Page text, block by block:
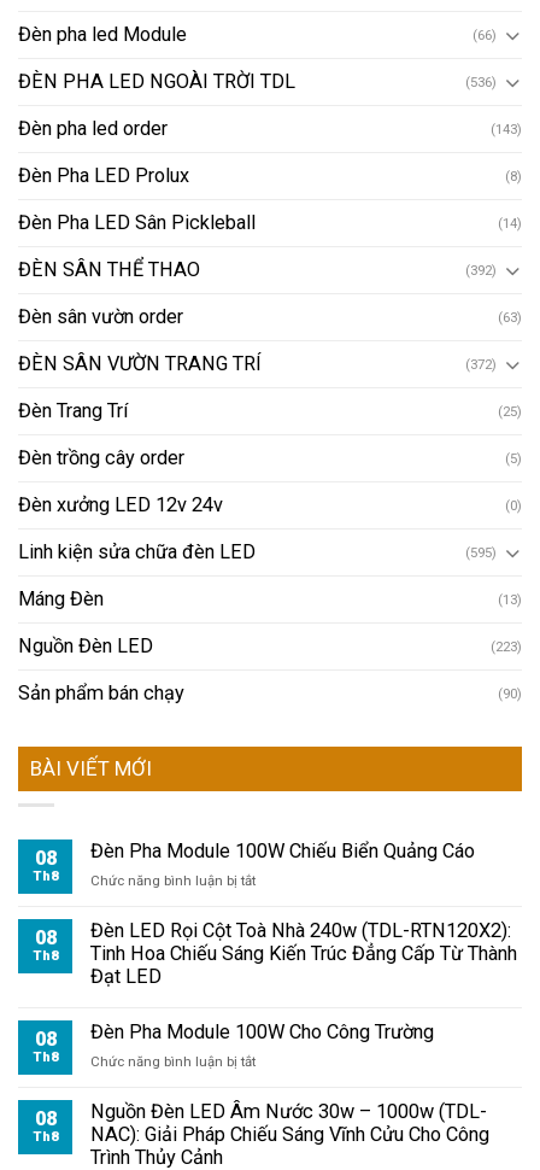
Đèn pha led Module (66)
ĐÈN PHA LED NGOÀI TRỜI TDL (536)
Đèn pha led order (143)
Đèn Pha LED Prolux (8)
Đèn Pha LED Sân Pickleball (14)
ĐÈN SÂN THỂ THAO (392)
Đèn sân vườn order (63)
ĐÈN SÂN VƯỜN TRANG TRÍ (372)
Đèn Trang Trí (25)
Đèn trồng cây order (5)
Đèn xưởng LED 12v 24v (0)
Linh kiện sửa chữa đèn LED (595)
Máng Đèn (13)
Nguồn Đèn LED (223)
Sản phẩm bán chạy (90)
BÀI VIẾT MỚI
08
Th8
Đèn Pha Module 100W Chiếu Biển Quảng Cáo
Chức năng bình luận bị tắtở
Pha
Module
100W
Quảng
08
Th8
Đèn LED Rọi Cột Toà Nhà 240w (TDL-RTN120X2):
Tinh Hoa Chiếu Sáng Kiến Trúc Đẳng Cấp Từ Thành
Đạt LED
08
Th8
Đèn Pha Module 100W Cho Công Trường
Chức năng bình luận bị tắtở
Pha
Module
100W
08
Th8
Nguồn Đèn LED Âm Nước 30w – 1000w (TDL-
NAC): Giải Pháp Chiếu Sáng Vĩnh Cửu Cho Công
Trình Thủy Cảnh